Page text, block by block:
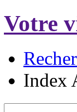
Votre
Index